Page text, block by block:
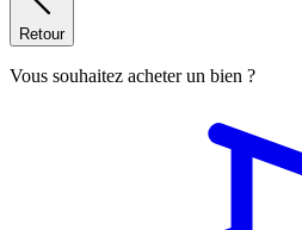
Retour
Vous souhaitez acheter un bien ?